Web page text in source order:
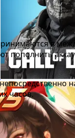
в
часов.